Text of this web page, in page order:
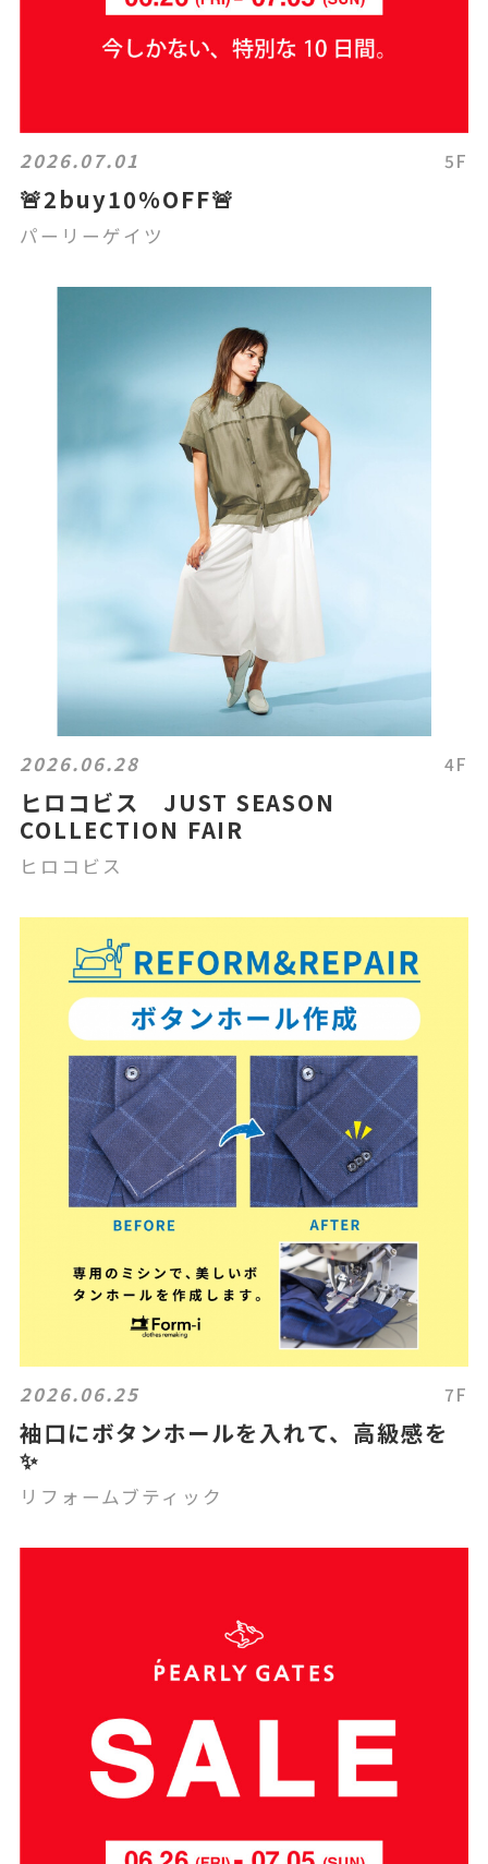
2026.07.01 5F
🚨2buy10%OFF🚨
パーリーゲイツ
2026.06.28 4F
ヒロコビス JUST SEASON
COLLECTION FAIR
ヒロコビス
2026.06.25 7F
袖口にボタンホールを入れて、高級感を
✨
リフォームブティック